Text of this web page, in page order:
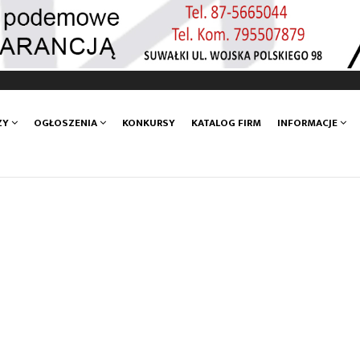
OGŁOSZENIA KONKURSY KATALOG FIRM INFORMACJE